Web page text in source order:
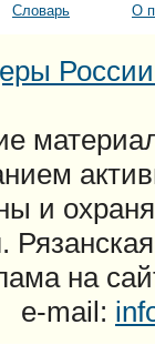
Словарь О
и
на
e-mail: